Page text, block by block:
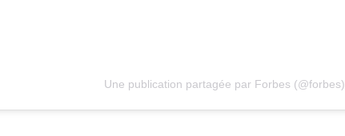
Une publication partagée par Forbes (@forbes)